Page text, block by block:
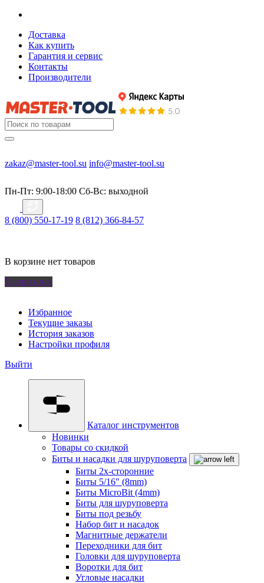
Доставка
Как купить
Гарантия и сервис
Контакты
Производители
zakaz@master-tool.su info@master-tool.su
Пн-Пт: 9:00-18:00 Cб-Вс: выходной
8 (800) 550-17-19 8 (812) 366-84-57
В корзине нет товаров
Удалить все
Избранное
Текущие заказы
История заказов
Настройки профиля
Выйти
Каталог инструментов
Новинки
Товары со скидкой
Биты и насадки для шуруповерта
Биты 2х-сторонние
Биты 5/16" (8mm)
Биты MicroBit (4mm)
Биты для шуруповерта
Биты под резьбу
Набор бит и насадок
Магнитные держатели
Переходники для бит
Головки для шуруповерта
Воротки для бит
Угловые насадки